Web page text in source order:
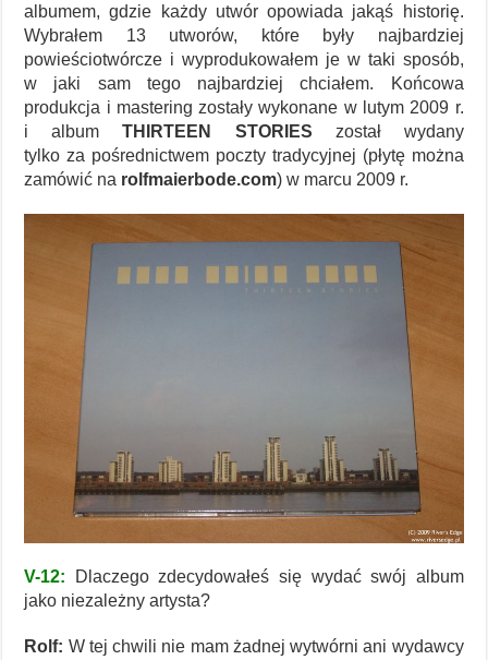
albumem, gdzie każdy utwór opowiada jakąś historię.
Wybrałem 13 utworów, które były najbardziej
powieściotwórcze i wyprodukowałem je w taki sposób,
w jaki sam tego najbardziej chciałem. Końcowa
produkcja i mastering zostały wykonane w lutym 2009 r.
i albumTHIRTEEN STORIES został wydany
tylko za pośrednictwem poczty tradycyjnej (płytę można
zamówić na rolfmaierbode.com) w marcu 2009 r.
V-12:
Dlaczego zdecydowałeś się wydać swój album
jako niezależny artysta?
Rolf: W tej chwili nie mam żadnej wytwórni ani wydawcy